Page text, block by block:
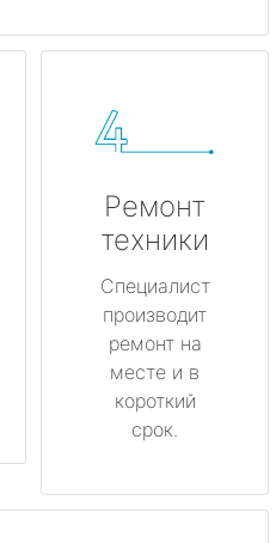
Ремонт
техники
Специалист
производит
ремонт на
месте и в
короткий
срок.